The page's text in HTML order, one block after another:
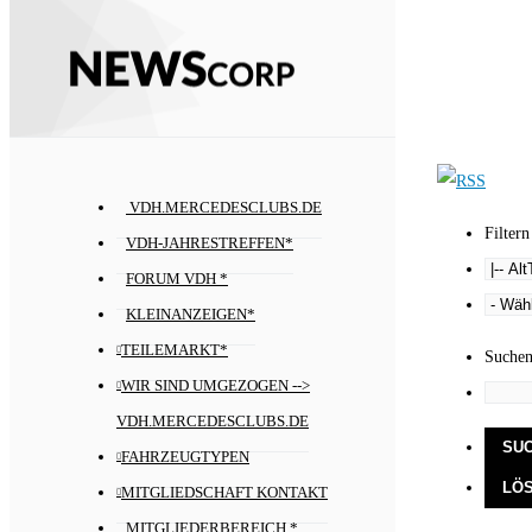
VDH.MERCEDESCLUBS.DE
VDH-JAHRESTREFFEN*
FORUM VDH *
KLEINANZEIGEN*
TEILEMARKT*
WIR SIND UMGEZOGEN -->
VDH.MERCEDESCLUBS.DE
FAHRZEUGTYPEN
MITGLIEDSCHAFT KONTAKT
MITGLIEDERBEREICH *
Filtern
Suchen